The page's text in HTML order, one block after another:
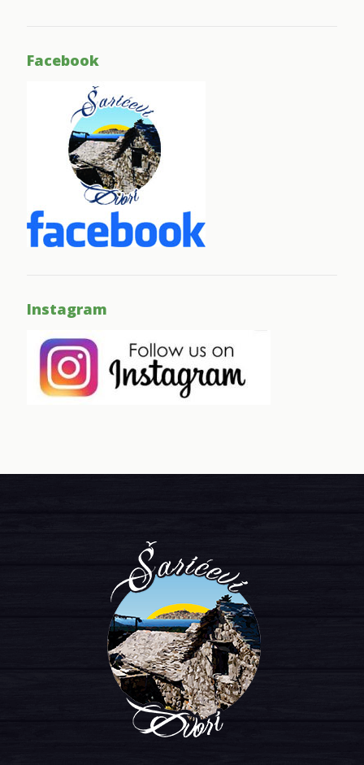
Facebook
Instagram